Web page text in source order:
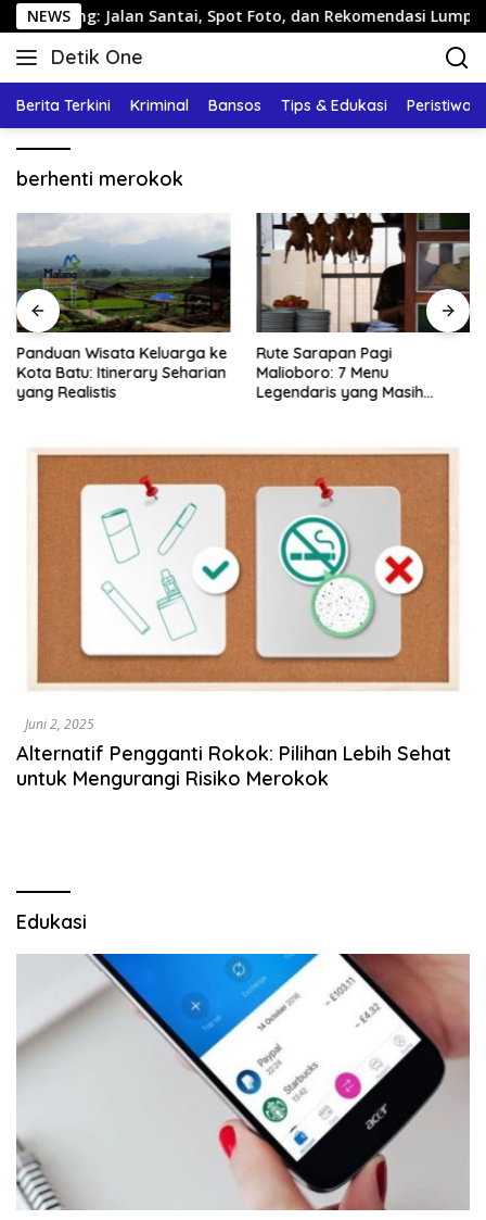
Langsung
ke
konten
NEWS
Jalan Santai, Spot Foto, dan Rekomendasi Lumpia
Detik One
Tajam
Fakta
Berita Terkini Kriminal Bansos Tips & Edukasi Peristiwa
berhenti merokok
Panduan Wisata Keluarga ke
Kota Batu: Itinerary Seharian
yang Realistis
Rute Sarapan Pagi
Malioboro: 7 Menu
Legendaris yang Masih
Juni 2, 2025
Alternatif Pengganti Rokok: Pilihan Lebih Sehat
untuk Mengurangi Risiko Merokok
Edukasi